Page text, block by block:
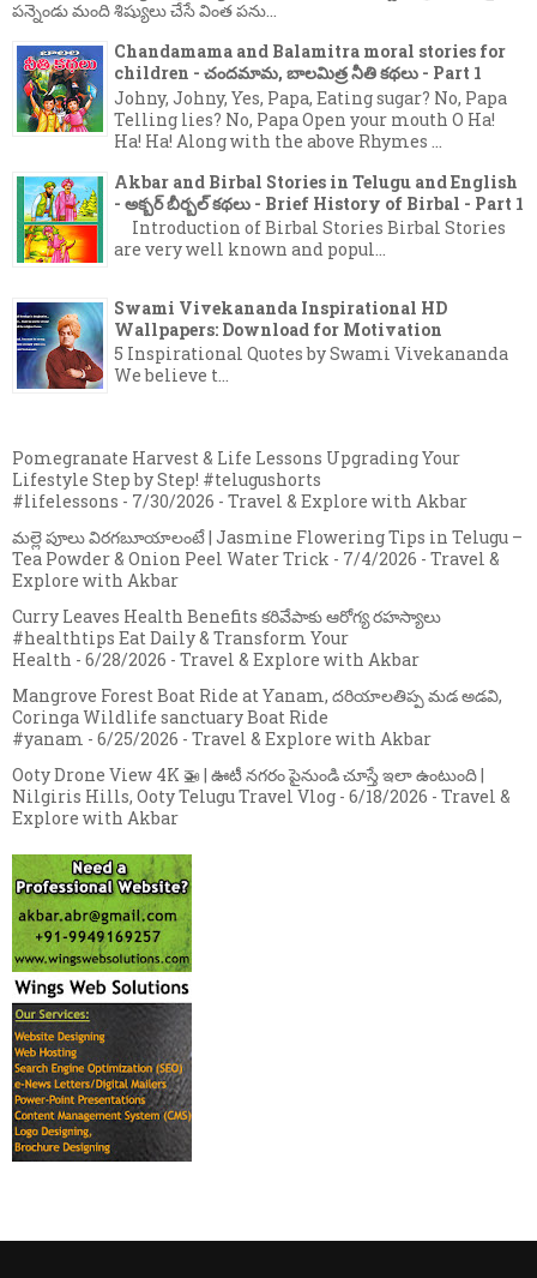
పన్నెండు మంది శిష్యులు చేసే వింత పను...
Chandamama and Balamitra moral stories for
children - చందమామ, బాలమిత్ర నీతి కథలు - Part 1
Johny, Johny, Yes, Papa, Eating sugar? No, Papa
Telling lies? No, Papa Open your mouth O Ha!
Ha! Ha! Along with the above Rhymes ...
Akbar and Birbal Stories in Telugu and English
- అక్బర్ బీర్బల్ కథలు - Brief History of Birbal - Part 1
Introduction of Birbal Stories Birbal Stories
are very well known and popul...
Swami Vivekananda Inspirational HD
Wallpapers: Download for Motivation
5 Inspirational Quotes by Swami Vivekananda
We believe t...
Pomegranate Harvest & Life Lessons Upgrading Your
Lifestyle Step by Step! #telugushorts
#lifelessons - 7/30/2026 - Travel & Explore with Akbar
మల్లె పూలు విరగబూయాలంటే | Jasmine Flowering Tips in Telugu –
Tea Powder & Onion Peel Water Trick - 7/4/2026 - Travel &
Explore with Akbar
Curry Leaves Health Benefits కరివేపాకు ఆరోగ్య రహస్యాలు
#healthtips Eat Daily & Transform Your
Health - 6/28/2026 - Travel & Explore with Akbar
Mangrove Forest Boat Ride at Yanam, దరియాలతిప్ప మడ అడవి,
Coringa Wildlife sanctuary Boat Ride
#yanam - 6/25/2026 - Travel & Explore with Akbar
Ooty Drone View 4K 🚁 | ఊటీ నగరం పైనుండి చూస్తే ఇలా ఉంటుంది |
Nilgiris Hills, Ooty Telugu Travel Vlog - 6/18/2026 - Travel &
Explore with Akbar